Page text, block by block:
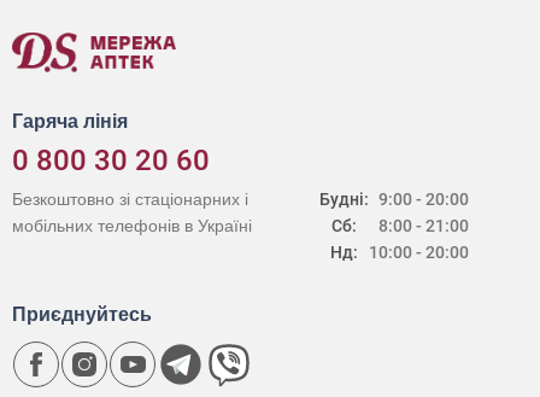
Гаряча лінія
0 800 30 20 60
Будні:
Сб:
Нд:
9:00 - 20:00
8:00 - 21:00
10:00 - 20:00
Безкоштовно зі стаціонарних і
мобільних телефонів в Україні
Приєднуйтесь